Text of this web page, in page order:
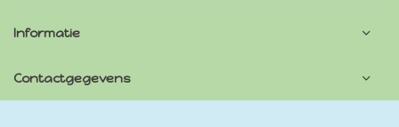
Informatie
Contactgegevens